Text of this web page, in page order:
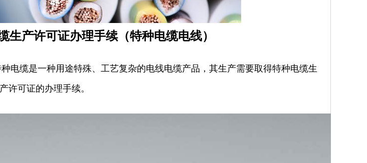
生产许可证办理手续（特种电缆电线）
缆是一种用途特殊、工艺复杂的电线电缆产品，其生产需要取得特种电缆生
许可证的办理手续。